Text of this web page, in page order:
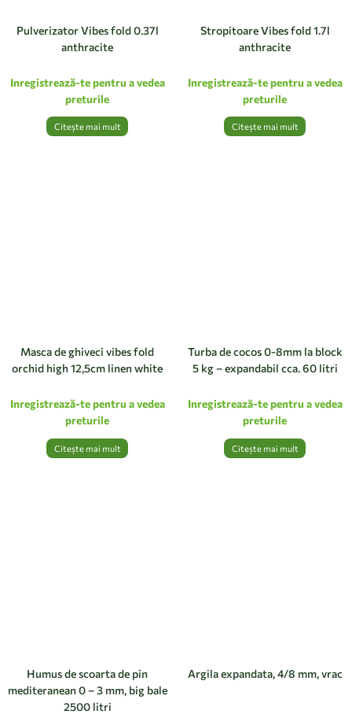
Pulverizator Vibes fold 0.37l
anthracite
Inregistrează-te pentru a vedea
preturile
Citește mai mult
Stropitoare Vibes fold 1.7l
anthracite
Inregistrează-te pentru a vedea
preturile
Citește mai mult
Masca de ghiveci vibes fold
orchid high 12,5cm linen white
Inregistrează-te pentru a vedea
preturile
Citește mai mult
Turba de cocos 0-8mm la block
5 kg – expandabil cca. 60 litri
Inregistrează-te pentru a vedea
preturile
Citește mai mult
Humus de scoarta de pin
mediteranean 0 – 3 mm, big bale
2500 litri
Argila expandata, 4/8 mm, vrac